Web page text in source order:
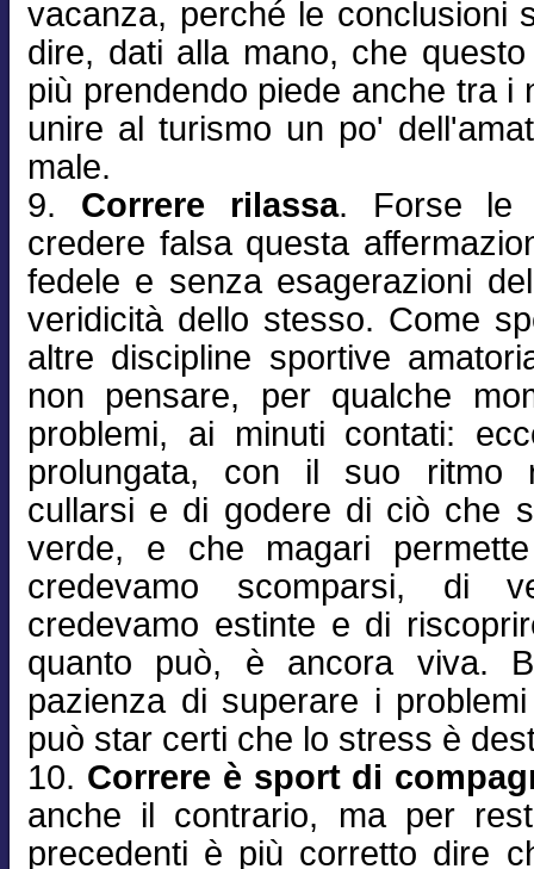
vacanza, perché le conclusioni
dire, dati alla mano, che
più prendendo piede anche tra i
unire al turismo un po'
male.
9. Correre rilassa. Forse le
credere falsa questa
fedele e senza esagerazioni
veridicità dello stesso. Come
altre discipline sportive
non pensare, per qualche
problemi, ai minuti contati:
prolungata, con il suo ritmo
cullarsi e di godere di ciò che
verde, e che magari
credevamo scomparsi, di
credevamo estinte e di
quanto può, è ancora viva.
pazienza di superare i
può star certi che lo stress è
10. Correre è sport di
anche il contrario, ma per
precedenti è più corretto dire